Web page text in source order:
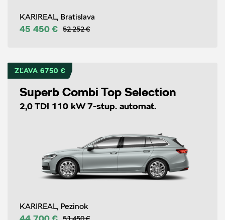
KARIREAL, Bratislava
45 450 € 52 252 €
ZĽAVA 6750 €
Superb Combi Top Selection
2,0 TDI 110 kW 7-stup. automat.
KARIREAL, Pezinok